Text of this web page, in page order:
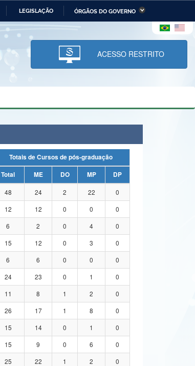
LEGISLAÇÃO ÓRGÃOS DO GOVERNO
Ministério da Infraestrutura
Ministério da Ciência,
Tecnologia, Inovações e
Comunicações
ACESSO RESTRITO
Totais de Cursos de pós-graduação
Total ME DO MP
DP
48 24 2 22
0
12 12 0 0
0
6 2 0 4
0
15 12 0 3
0
6 6 0 0
0
24 23 0 1
0
11 8 1 2
0
26 17 1 8
0
15 14 0 1
0
15 9 0 6
0
25 22 1 2
0